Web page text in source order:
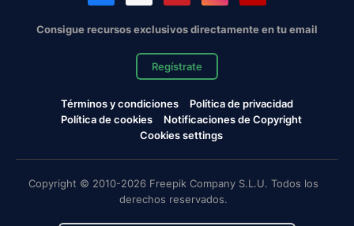
Consigue recursos exclusivos directamente en tu email
Regístrate
Términos y condiciones
Política de privacidad
Política de cookies
Notificaciones de Copyright
Cookies settings
Copyright © 2010-2026 Freepik Company S.L.U. Todos los
derechos reservados.